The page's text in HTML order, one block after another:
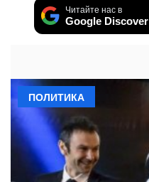
Читайте нас в
Google Discover
ПОЛИТИКА